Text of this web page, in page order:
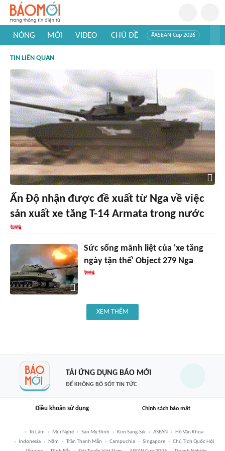
NÓNG MỚI VIDEO CHỦ ĐỀ #ASEAN Cup 2026
#Khám phá thế giới
TIN LIÊN QUAN
Ấn Độ nhận được đề xuất từ Nga về việc
sản xuất xe tăng T-14 Armata trong nước
Sức sống mãnh liệt của 'xe tăng
ngày tận thế' Object 279 Nga
XEM THÊM
TẢI ỨNG DỤNG BÁO MỚI
ĐỂ KHÔNG BỎ SÓT TIN TỨC
Điều khoản sử dụng Chính sách bảo mật
Tô Lâm Mũi Nghê Sân Mỹ Đình Kim Sang-Sik ASEAN
Hồ Văn Khoa
Indonesia
Năm Trần Thanh Mẫn Campuchia Singapore
Chủ Tịch Quốc Hội